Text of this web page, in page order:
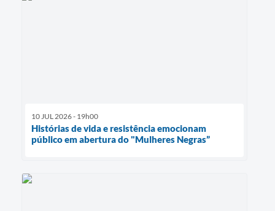
10 JUL 2026 - 19h00
Histórias de vida e resistência emocionam
público em abertura do "Mulheres Negras”